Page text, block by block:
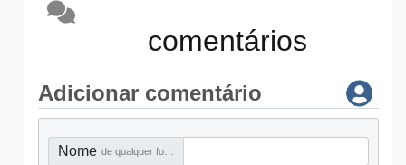
comentários
Adicionar comentário
Nome